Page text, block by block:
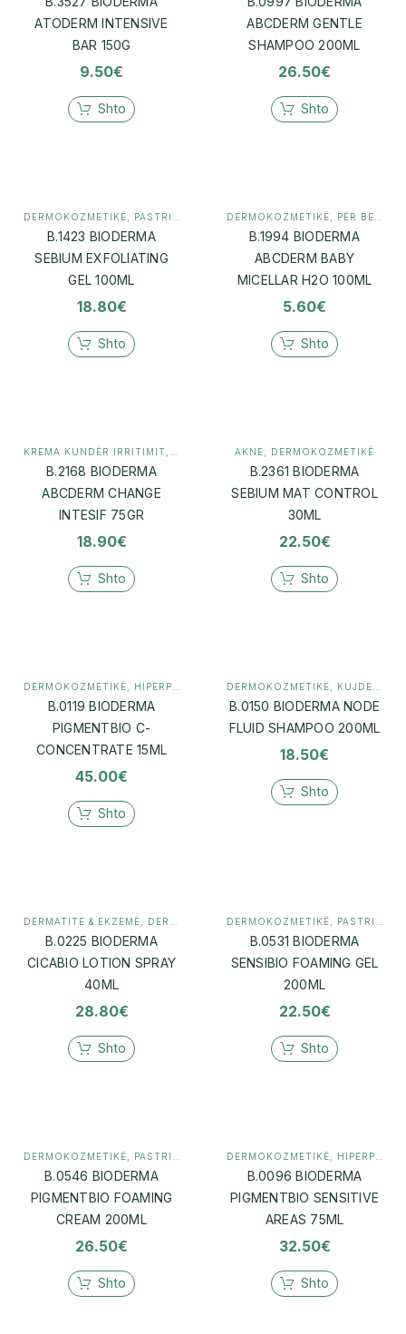
ATODERM INTENSIVE
BAR 150G
9.50€
Shto
ABCDERM GENTLE
SHAMPOO 200ML
26.50€
Shto
DERMOKOZMETIKË PASTRIM (CLEANSER)
B.1423 BIODERMA
SEBIUM EXFOLIATING
GEL 100ML
18.80€
Shto
DERMOKOZMETIKË PËR BEBE
B.1994 BIODERMA
ABCDERM BABY
MICELLAR H2O 100ML
5.60€
Shto
KREMA KUNDËR IRRITIMIT MAMI & BEBI
B.2168 BIODERMA
ABCDERM CHANGE
INTESIF 75GR
18.90€
Shto
AKNE DERMOKOZMETIKË
B.2361 BIODERMA
SEBIUM MAT CONTROL
30ML
22.50€
Shto
DERMOKOZMETIKË HIPERPIGMENTIM
B.0119 BIODERMA
PIGMENTBIO C-
CONCENTRATE 15ML
45.00€
Shto
DERMOKOZMETIKË KUJDES PËR SKALPIN
B.0150 BIODERMA NODE
FLUID SHAMPOO 200ML
18.50€
Shto
DERMATITE & EKZEMË DERMOKOZMETIKË
B.0225 BIODERMA
CICABIO LOTION SPRAY
40ML
28.80€
Shto
DERMOKOZMETIKË PASTRIM (CLEANSER)
B.0531 BIODERMA
SENSIBIO FOAMING GEL
200ML
22.50€
Shto
DERMOKOZMETIKË PASTRIM (CLEANSER)
B.0546 BIODERMA
PIGMENTBIO FOAMING
CREAM 200ML
26.50€
Shto
DERMOKOZMETIKË HIPERPIGMENTIM
B.0096 BIODERMA
PIGMENTBIO SENSITIVE
AREAS 75ML
32.50€
Shto